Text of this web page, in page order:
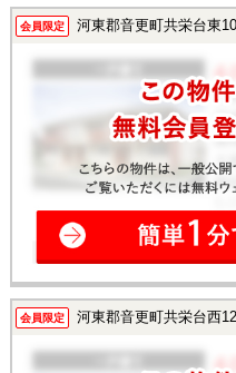
会員限定 河東郡音更町共栄台東
会員限定 河東郡音更町共栄台西